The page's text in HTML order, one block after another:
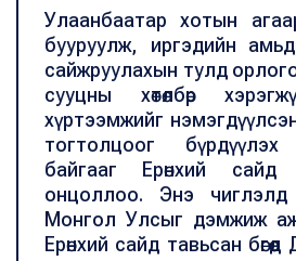
Улаанбаатар хотын
бууруулж, иргэдийн
сайжруулахын тулд
сууцны хөтөлбөр
хүртээмжийг
тогтолцоог бүрдүүлэх
байгааг Ерөнхий сайд
онцоллоо. Энэ
Монгол Улсыг дэмжиж
Ерөнхий сайд тавьсан